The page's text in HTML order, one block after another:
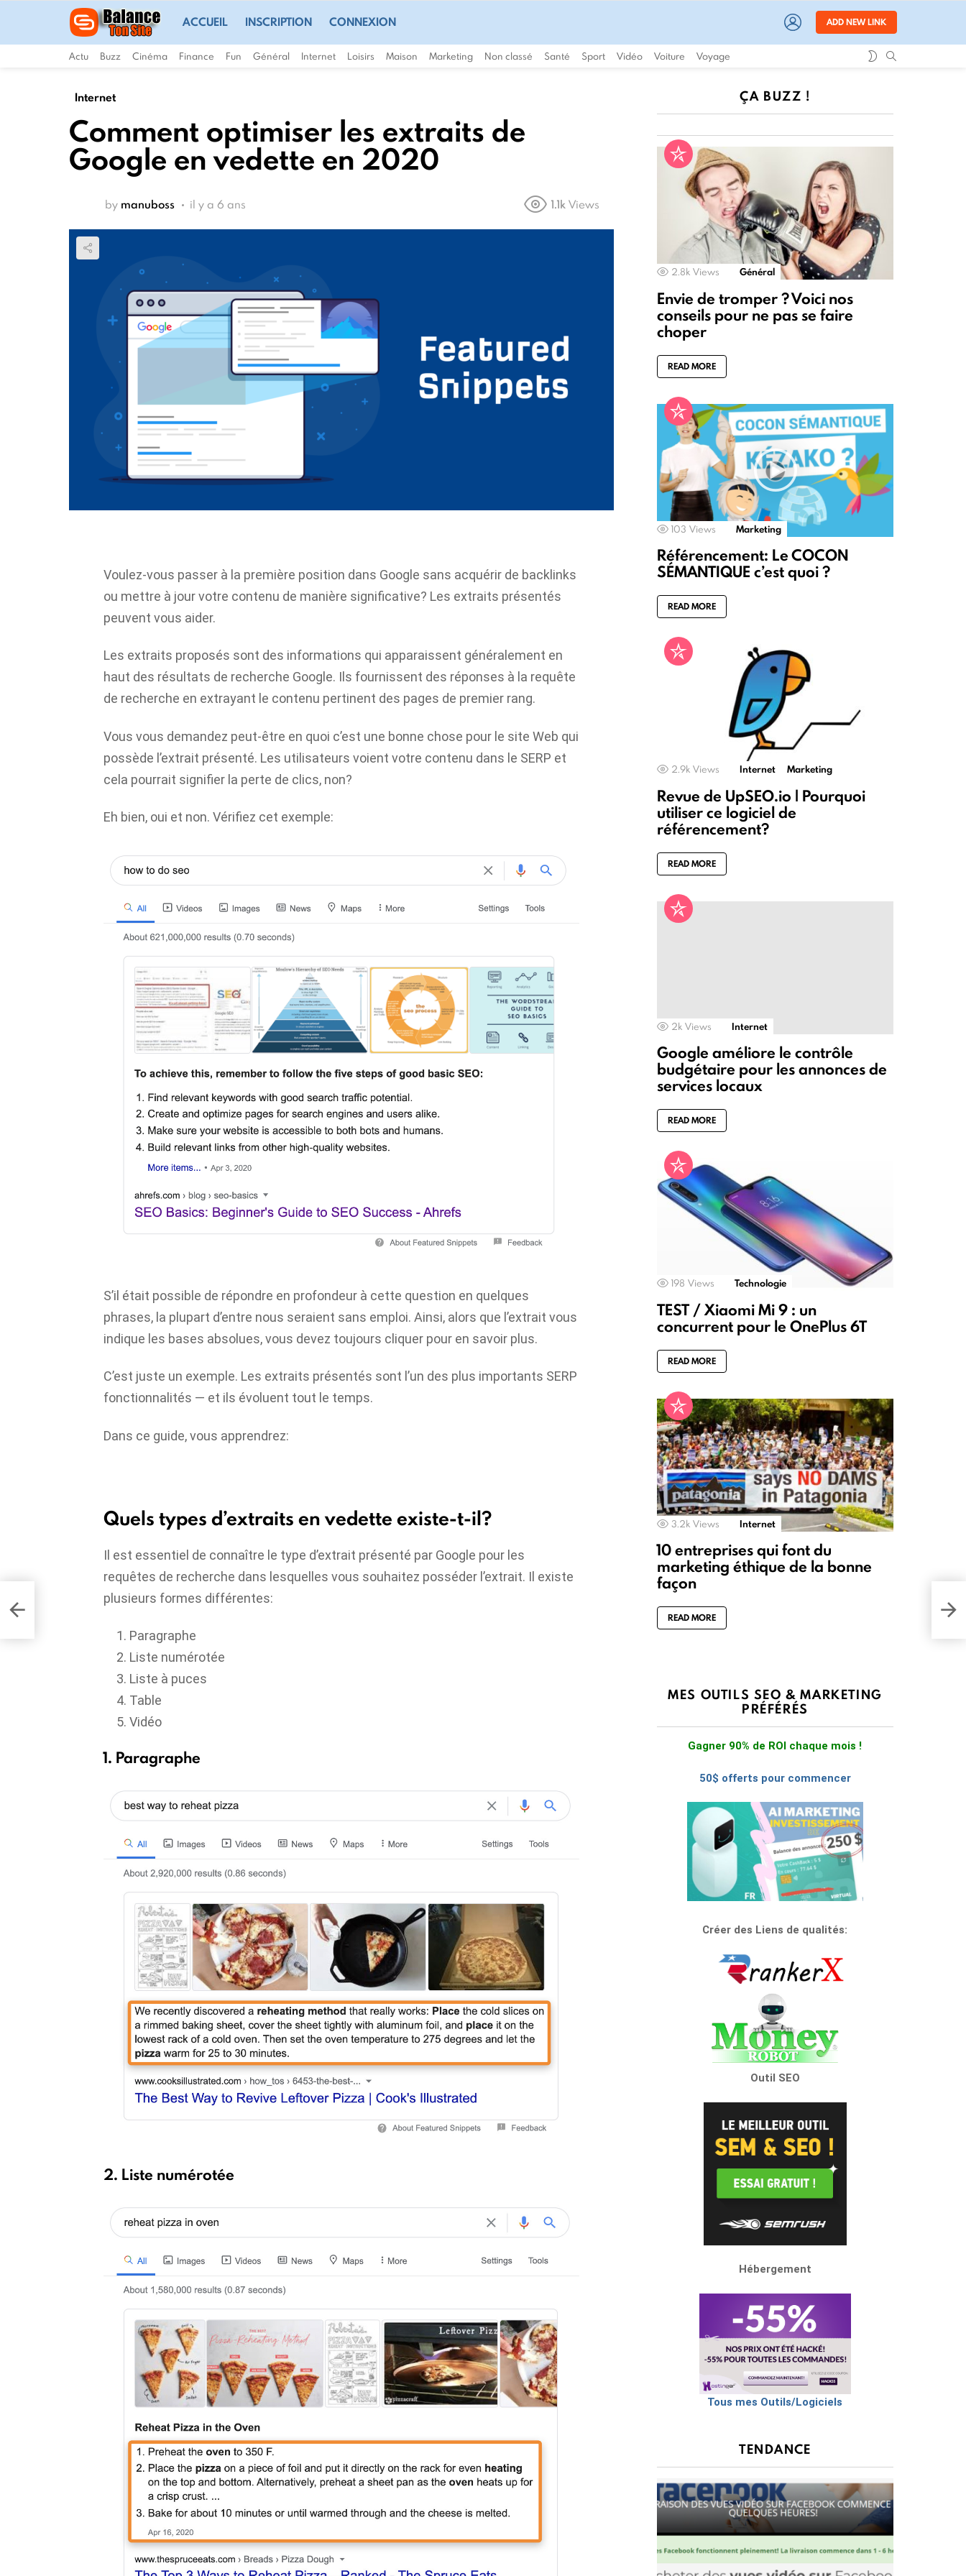
ACCUEIL INSCRIPTION CONNEXION LOGIN ADD NEW LINK
Actu Buzz Cinéma Finance Fun Général Internet Loisirs Maison Marketing Non classé Santé Sport Vidéo Voiture Voyage
SWITCH
Internet
Comment optimiser les extraits de
Google en vedette en 2020
by manuboss il y a 6 ans 1.1k Views
Voulez-vous passer à la première position dans Google sans acquérir de backlinks
ou mettre à jour votre contenu de manière significative? Les extraits présentés
peuvent vous aider.
Les extraits proposés sont des informations qui apparaissent généralement en
haut des résultats de recherche Google. Ils fournissent des réponses à la requête
de recherche en extrayant le contenu pertinent des pages de premier rang.
Vous vous demandez peut-être en quoi c’est une bonne chose pour le site Web qui
possède l’extrait présenté. Les utilisateurs voient votre contenu dans le SERP et
cela pourrait signifier la perte de clics, non?
Eh bien, oui et non. Vérifiez cet exemple:
S’il était possible de répondre en profondeur à cette question en quelques
phrases, la plupart d’entre nous seraient sans emploi. Ainsi, alors que l’extrait vous
indique les bases absolues, vous devez toujours cliquer pour en savoir plus.
C’est juste un exemple. Les extraits présentés sont l’un des plus importants SERP
fonctionnalités — et ils évoluent tout le temps.
Dans ce guide, vous apprendrez:
Quels types d’extraits en vedette existe-t-il?
Il est essentiel de connaître le type d’extrait présenté par Google pour les
requêtes de recherche dans lesquelles vous souhaitez posséder l’extrait. Il existe
plusieurs formes différentes:
Paragraphe
Liste numérotée
Liste à puces
Table
Vidéo
1. Paragraphe
2. Liste numérotée
des
ÇA BUZZ !
2.8k Views Général
Envie de tromper ? Voici nos
conseils pour ne pas se faire
choper
READ MORE
103 Views Marketing
Référencement: Le COCON
SÉMANTIQUE c’est quoi ?
READ MORE
2.9k Views Internet Marketing
Revue de UpSEO.io | Pourquoi
utiliser ce logiciel de
référencement?
READ MORE
2k Views Internet
Google améliore le contrôle
budgétaire pour les annonces de
services locaux
READ MORE
198 Views Technologie
TEST / Xiaomi Mi 9 : un
concurrent pour le OnePlus 6T
READ MORE
3.2k Views Internet
10 entreprises qui font du
marketing éthique de la bonne
façon
READ MORE
MES OUTILS SEO & MARKETING
PRÉFÉRÉS
Gagner 90% de ROI chaque mois !
50$ offerts pour commencer
Créer des Liens de qualités:
Outil SEO
Hébergement
Tous mes Outils/Logiciels
TENDANCE